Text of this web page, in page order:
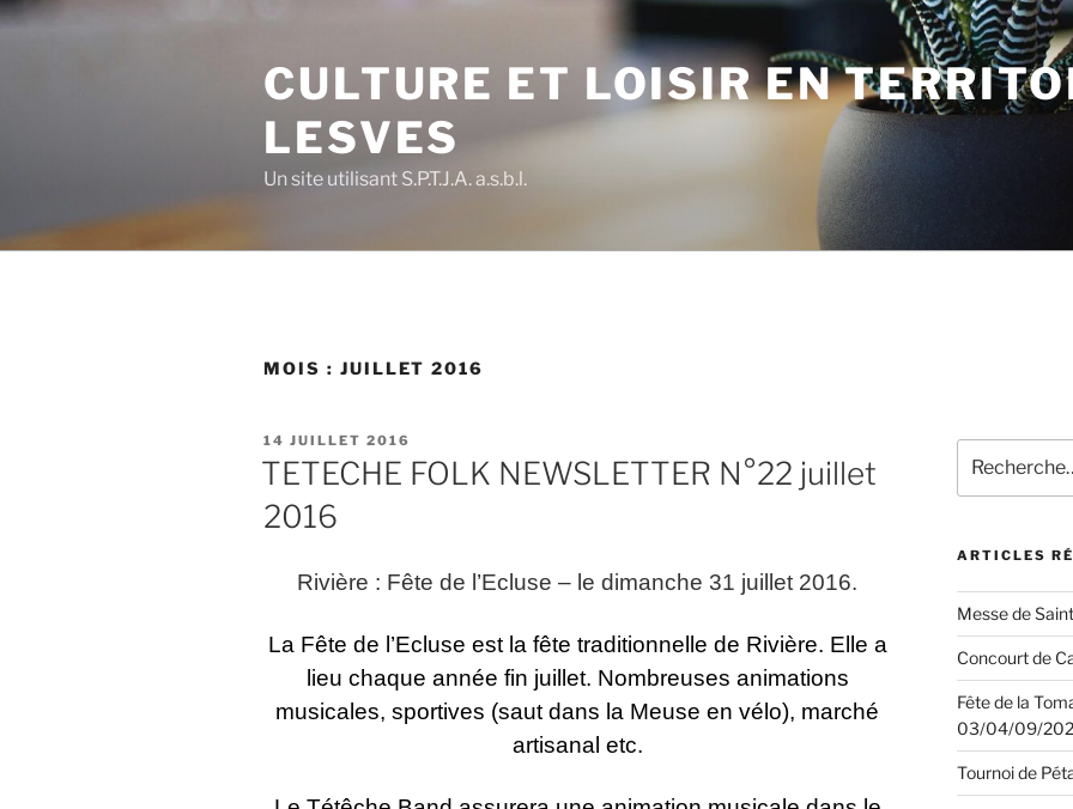
Aller
CULTURE ET LOISIR EN
LESVES
Un site utilisant S.P.T.J.A. a.s.b.l.
MOIS : JUILLET 2016
PUBLIÉ
LE
14 JUILLET 2016
TETECHE FOLK NEWSLETTER N°22 juillet
2016
Rivière : Fête de l’Ecluse – le dimanche 31 juillet 2016.
La Fête de l’Ecluse est la fête traditionnelle de Rivière. Elle a
lieu chaque année fin juillet. Nombreuses animations
musicales, sportives (saut dans la Meuse en vélo), marché
artisanal etc.
pour
:
ARTICLES
Messe de
Concourt de
Fête de la
03/04/09/
Tournoi de